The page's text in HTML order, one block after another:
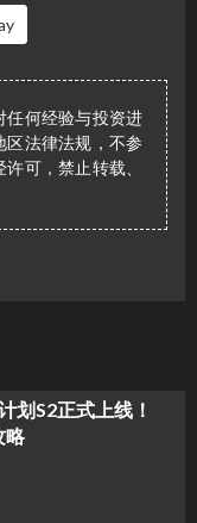
任何经验与投资进
区法律法规，不参
可，禁止转载、
划S2正式上线！
略